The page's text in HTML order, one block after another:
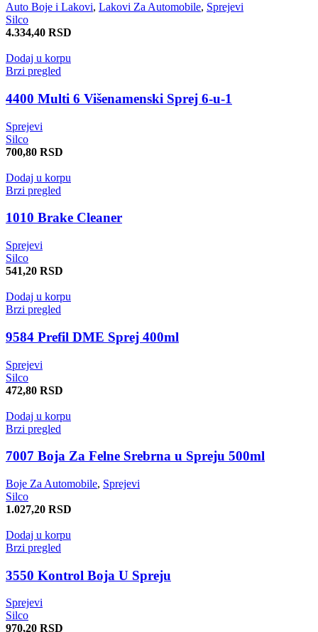
Auto Boje i Lakovi, Lakovi Za Automobile, Sprejevi
Silco
4.334,40 RSD
Dodaj u korpu
Brzi pregled
4400 Multi 6 Višenamenski Sprej 6-u-1
Sprejevi
Silco
700,80 RSD
Dodaj u korpu
Brzi pregled
1010 Brake Cleaner
Sprejevi
Silco
541,20 RSD
Dodaj u korpu
Brzi pregled
9584 Prefil DME Sprej 400ml
Sprejevi
Silco
472,80 RSD
Dodaj u korpu
Brzi pregled
7007 Boja Za Felne Srebrna u Spreju 500ml
Boje Za Automobile, Sprejevi
Silco
1.027,20 RSD
Dodaj u korpu
Brzi pregled
3550 Kontrol Boja U Spreju
Sprejevi
Silco
970,20 RSD